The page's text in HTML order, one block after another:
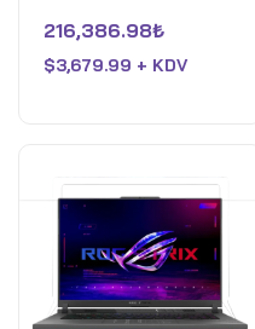
RAM - NVIDIA GeForce
RTX 5070 Ti - 1TB SSD -
üzerinden
0
aldı
216,386.98₺
$3,679.99 + KDV